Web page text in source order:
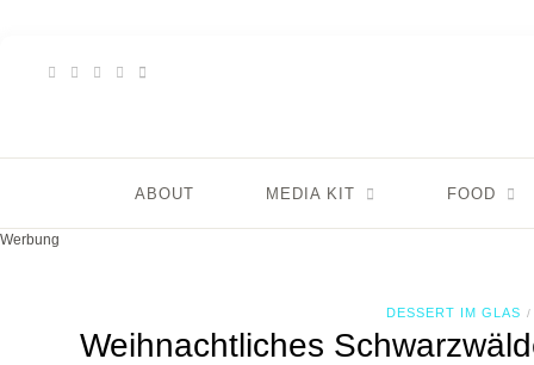
ABOUT MEDIA KIT FOOD
Werbung
DESSERT IM GLAS /
Weihnachtliches